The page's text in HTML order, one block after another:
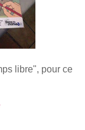
libre", pour ce